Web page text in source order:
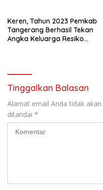
Keren, Tahun 2023 Pemkab
Tangerang Berhasil Tekan
Angka Keluarga Resiko
Tinggalkan Balasan
Alamat email Anda tidak akan
ditandai *